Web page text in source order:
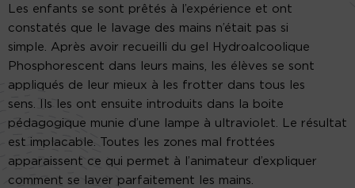
Les enfants se sont prêtés à l’expérience et ont
constatés que le lavage des mains n’était pas si
simple. Après avoir recueilli du gel Hydroalcoolique
Phosphorescent dans leurs mains, les élèves se sont
appliqués de leur mieux à les frotter dans tous les
sens. Ils les ont ensuite introduits dans la boite
pédagogique munie d’une lampe à ultraviolet. Le résultat
est implacable. Toutes les zones mal frottées
apparaissent ce qui permet à l’animateur d’expliquer
comment se laver parfaitement les mains.